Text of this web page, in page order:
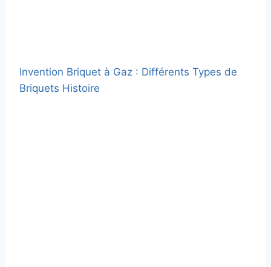
Invention Briquet à Gaz : Différents Types de
Briquets Histoire